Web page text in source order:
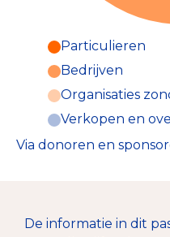
Deze
onderverdeeld:
Particulieren
Bedrijven
Organisaties
Verkopen en
Via donoren en
De informatie in dit